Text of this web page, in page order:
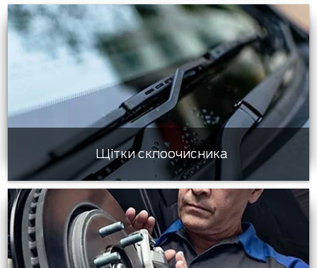
Щітки склоочисника